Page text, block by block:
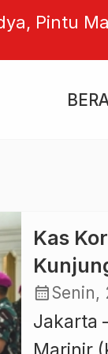
Pintu
Kas
calendar_monthSenin,
Jakarta